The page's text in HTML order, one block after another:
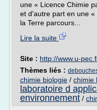
une « Licence Chimie
et d'autre part en une
la Terre parcours...
Lire la suite
Site : http://www.u-
Thèmes liés :
chimie biologie / chimie
laboratoire d
environnement /